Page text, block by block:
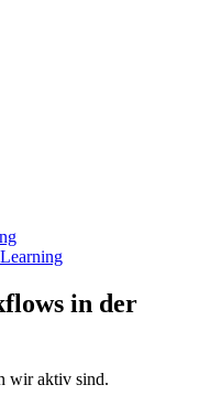
in der
wir aktiv sind.